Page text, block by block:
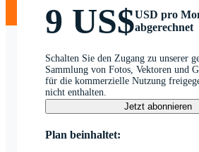
9 US$USD pro
abgerechnet
Schalten Sie den Zugang zu unserer
Sammlung von Fotos, Vektoren und
für die kommerzielle Nutzung
nicht enthalten.
Jetzt abonnieren
Plan beinhaltet: